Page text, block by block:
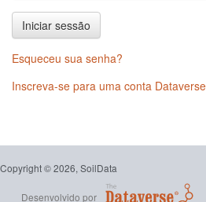
Iniciar sessão
Esqueceu sua senha?
Inscreva-se para uma conta
Copyright © 2026, SoilData
Desenvolvido por